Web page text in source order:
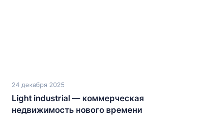
24 декабря 2025
Light industrial — коммерческая
недвижимость нового времени